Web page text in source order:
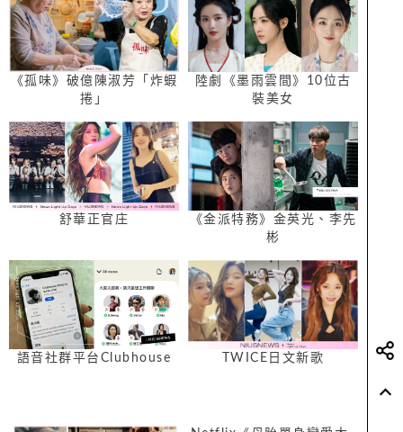
《孤味》破億陳淑芳「炸蝦
捲」
陸劇《墨雨雲間》10位古
裝美女
舒華正官庄
《金派特務》金英光、李先
彬
語音社群平台Clubhouse TWICE日文新歌